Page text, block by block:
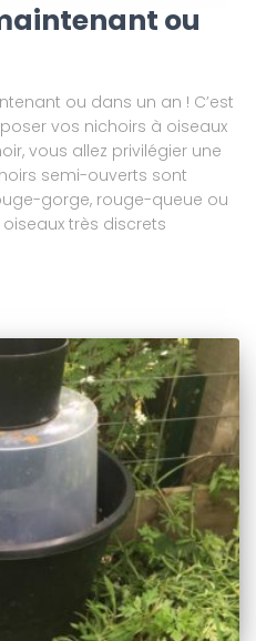
ou
ou dans un an ! C’est
vos nichoirs à oiseaux
vous allez privilégier une
semi-ouverts sont
gorge, rouge-queue ou
très discrets